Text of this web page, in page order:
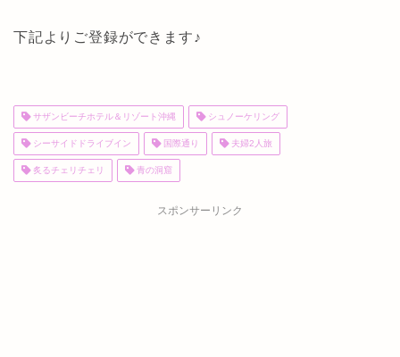
下記よりご登録ができます♪
サザンビーチホテル＆リゾート沖縄 シュノーケリング
シーサイドドライブイン 国際通り 夫婦2人旅
炙るチェリチェリ 青の洞窟
スポンサーリンク